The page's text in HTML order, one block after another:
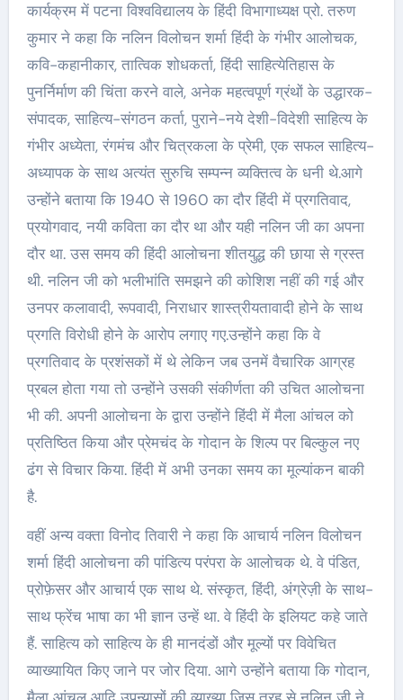
कार्यक्रम में पटना विश्वविद्यालय के हिंदी विभागाध्यक्ष प्रो. तरुण
कुमार ने कहा कि नलिन विलोचन शर्मा हिंदी के गंभीर आलोचक,
कवि-कहानीकार, तात्विक शोधकर्ता, हिंदी साहित्येतिहास के
पुनर्निर्माण की चिंता करने वाले, अनेक महत्वपूर्ण ग्रंथों के उद्धारक-
संपादक, साहित्य-संगठन कर्ता, पुराने-नये देशी-विदेशी साहित्य के
गंभीर अध्येता, रंगमंच और चित्रकला के प्रेमी, एक सफल साहित्य-
अध्यापक के साथ अत्यंत सुरुचि सम्पन्न व्यक्तित्व के धनी थे.आगे
उन्होंने बताया कि 1940 से 1960 का दौर हिंदी में प्रगतिवाद,
प्रयोगवाद, नयी कविता का दौर था और यही नलिन जी का अपना
दौर था. उस समय की हिंदी आलोचना शीतयुद्ध की छाया से ग्रस्त
थी. नलिन जी को भलीभांति समझने की कोशिश नहीं की गई और
उनपर कलावादी, रूपवादी, निराधार शास्त्रीयतावादी होने के साथ
प्रगति विरोधी होने के आरोप लगाए गए.उन्होंने कहा कि वे
प्रगतिवाद के प्रशंसकों में थे लेकिन जब उनमें वैचारिक आग्रह
प्रबल होता गया तो उन्होंने उसकी संकीर्णता की उचित आलोचना
भी की. अपनी आलोचना के द्वारा उन्होंने हिंदी में मैला आंचल को
प्रतिष्ठित किया और प्रेमचंद के गोदान के शिल्प पर बिल्कुल नए
ढंग से विचार किया. हिंदी में अभी उनका समय का मूल्यांकन बाकी
है.
वहीं अन्य वक्ता विनोद तिवारी ने कहा कि आचार्य नलिन विलोचन
शर्मा हिंदी आलोचना की पांडित्य परंपरा के आलोचक थे. वे पंडित,
प्रोफ़ेसर और आचार्य एक साथ थे. संस्कृत, हिंदी, अंग्रेज़ी के साथ-
साथ फ्रेंच भाषा का भी ज्ञान उन्हें था. वे हिंदी के इलियट कहे जाते
हैं. साहित्य को साहित्य के ही मानदंडों और मूल्यों पर विवेचित
व्याख्यायित किए जाने पर जोर दिया. आगे उन्होंने बताया कि गोदान,